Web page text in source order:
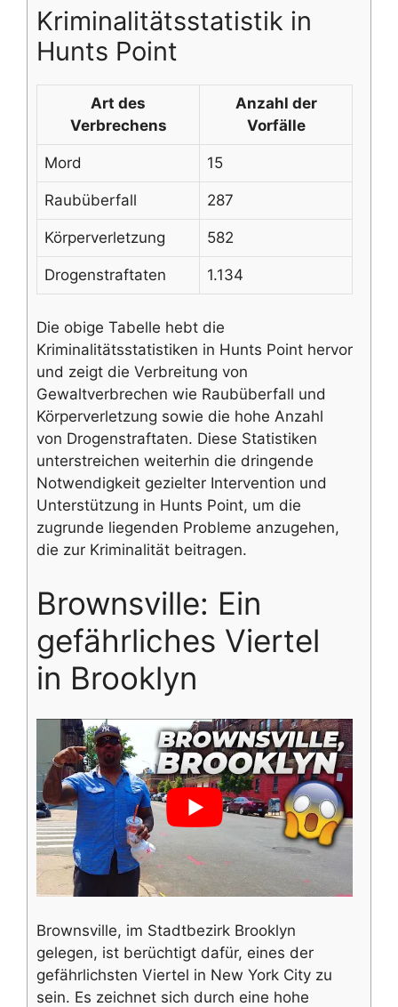
Kriminalitätsstatistik in
Hunts Point
Art des
Verbrechens
Anzahl der
Vorfälle
Mord 15
Raubüberfall 287
Körperverletzung 582
Drogenstraftaten 1.134
Die obige Tabelle hebt die
Kriminalitätsstatistiken in Hunts Point hervor
und zeigt die Verbreitung von
Gewaltverbrechen wie Raubüberfall und
Körperverletzung sowie die hohe Anzahl
von Drogenstraftaten. Diese Statistiken
unterstreichen weiterhin die dringende
Notwendigkeit gezielter Intervention und
Unterstützung in Hunts Point, um die
zugrunde liegenden Probleme anzugehen,
die zur Kriminalität beitragen.
Brownsville: Ein
gefährliches Viertel
in Brooklyn
Brownsville, im Stadtbezirk Brooklyn
gelegen, ist berüchtigt dafür, eines der
gefährlichsten Viertel in New York City zu
sein. Es zeichnet sich durch eine hohe